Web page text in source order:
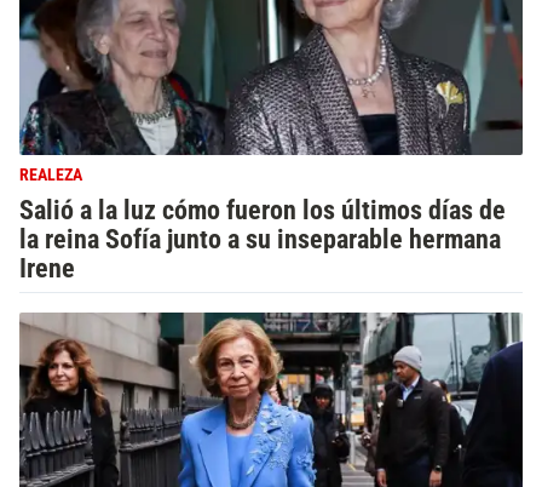
REALEZA
Salió a la luz cómo fueron los últimos días de
la reina Sofía junto a su inseparable hermana
Irene